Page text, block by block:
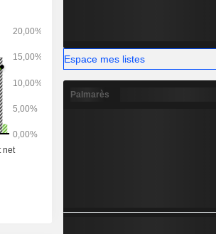
sur
Espace mes listes
Palmarès